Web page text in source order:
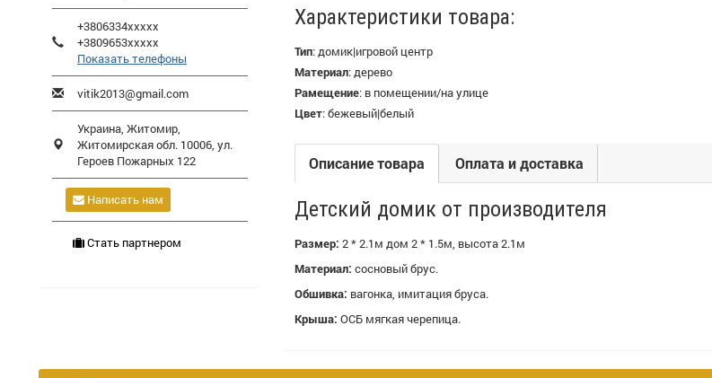
Характеристики товара:
Тип:домик|игровой центр
Материал:дерево
Рамещение: в помещении/на улице
Цвет:бежевый|белый
Описание товара Оплата и доставка
Детский домик от производителя
Размер: 2 * 2.1м дом 2 * 1.5м, высота 2.1м
Материал: сосновый брус.
Обшивка: вагонка, имитация бруса.
Крыша: ОСБ мягкая черепица.
+3806334xxxxx
+3809653xxxxx
Показать телефоны
vitik2013@gmail.com
Украина, Житомир,
Житомирская обл. 10006, ул.
Героев Пожарных 122
Написать нам
Стать партнером